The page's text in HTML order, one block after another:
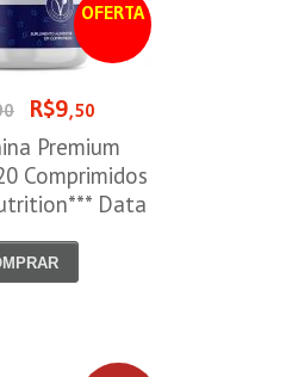
OFERTA
R$9,50
Premium
Comprimidos
Data